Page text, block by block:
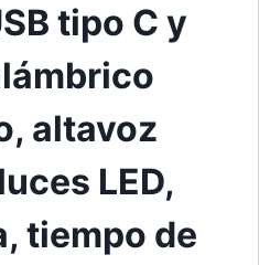
tipo C y
altavoz
LED,
tiempo de